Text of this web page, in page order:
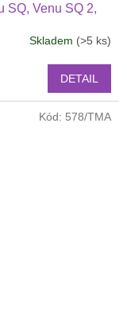
SQ, Venu SQ 2,
Enduro 2
Skladem (>5 ks)
DETAIL
Kód: 578/TMA